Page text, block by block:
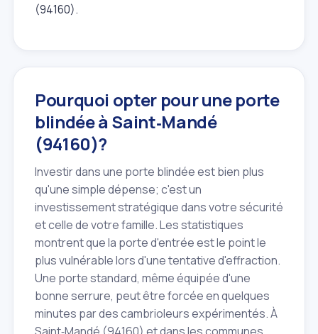
(94160).
Pourquoi opter pour une porte
blindée à Saint‑Mandé
(94160)?
Investir dans une porte blindée est bien plus
qu'une simple dépense; c'est un
investissement stratégique dans votre sécurité
et celle de votre famille. Les statistiques
montrent que la porte d'entrée est le point le
plus vulnérable lors d'une tentative d'effraction.
Une porte standard, même équipée d'une
bonne serrure, peut être forcée en quelques
minutes par des cambrioleurs expérimentés. À